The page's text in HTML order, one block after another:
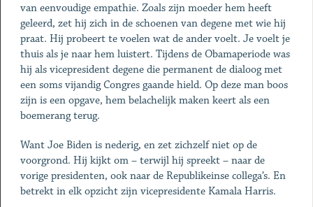
van eenvoudige empathie. Zoals zijn moeder hem heeft
geleerd, zet hij zich in de schoenen van degene met wie hij
praat. Hij probeert te voelen wat de ander voelt. Je voelt je
thuis als je naar hem luistert. Tijdens de Obamaperiode was
hij als vicepresident degene die permanent de dialoog met
een soms vijandig Congres gaande hield. Op deze man boos
zijn is een opgave, hem belachelijk maken keert als een
boemerang terug.
Want Joe Biden is nederig, en zet zichzelf niet op de
voorgrond. Hij kijkt om – terwijl hij spreekt – naar de
vorige presidenten, ook naar de Republikeinse collega’s. En
betrekt in elk opzicht zijn vicepresidente Kamala Harris.